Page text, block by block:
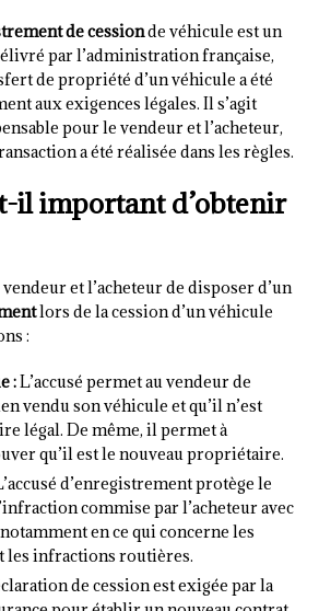
de cessionde véhicule est un
par l’administration française,
de propriété d’un véhicule a été
aux exigences légales. Il s’agit
pour le vendeur et l’acheteur,
a été réalisée dans les règles.
il important d’obtenir
et l’acheteur de disposer d’un
lors de la cession d’un véhicule
:
:L’accusé permet au vendeur de
vendu son véhicule et qu’il n’est
légal. De même, il permet à
qu’il est le nouveau propriétaire.
d’enregistrement protège le
commise par l’acheteur avec
en ce qui concerne les
les infractions routières.
de cession est exigée par la